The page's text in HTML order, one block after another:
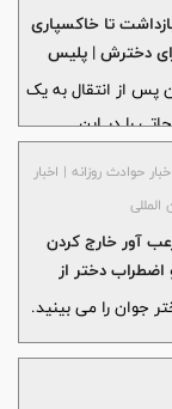
تا خاکسپاری
دخترش | پلیس
پس از انتقال به یک
را در این
حوادث روزانه | اخبار
آور خارج کردن
دختر از
جوان را می بینید.